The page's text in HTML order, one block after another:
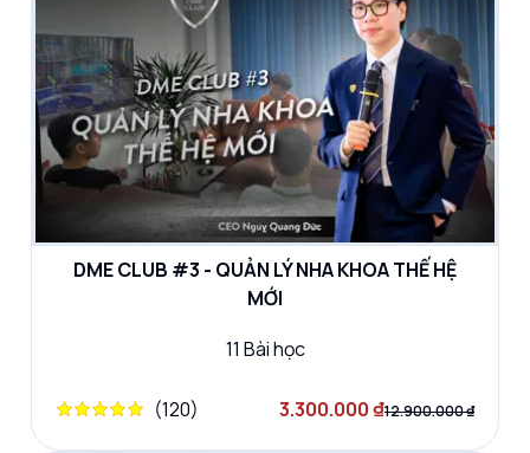
DME CLUB #3 - QUẢN LÝ NHA KHOA THẾ HỆ
MỚI
11 Bài học
(120) 3.300.000 ₫12.900.000 ₫